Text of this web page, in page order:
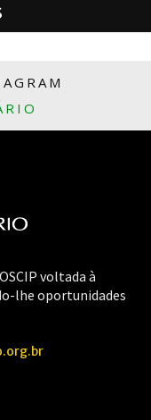
voltada à
lhe oportunidades